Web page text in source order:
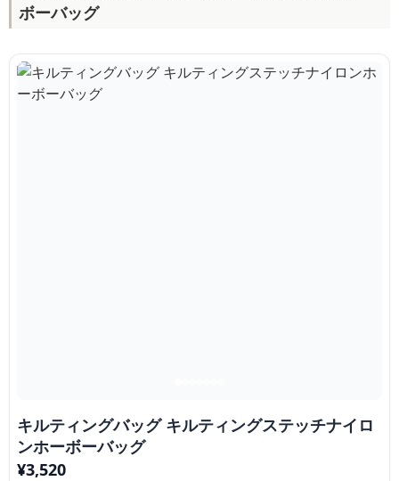
ボーバッグ
キルティングバッグ キルティングステッチナイロ
ンホーボーバッグ
¥3,520